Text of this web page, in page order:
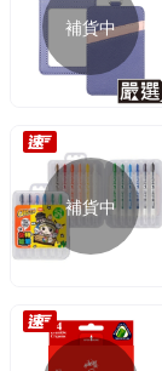
補貨中
補貨中